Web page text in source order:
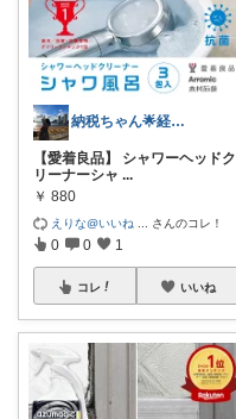
納税ちゃん🌟経由購入★
【愛着良品】 シャワーヘッドク
リーナーシャ ...
￥ 880
えりな@いいね さんのコレ！
0 0 1
コレ いいね